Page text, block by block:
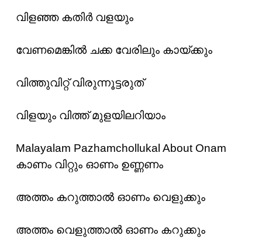
വിളഞ്ഞ കതിർ വളയും
വേണമെങ്കിൽ ചക്ക വേരിലും കായ്ക്കും
വിത്തുവിറ്റ് വിരുന്നൂട്ടരുത്
വിളയും വിത്ത് മുളയിലറിയാം
Malayalam Pazhamchollukal About Onam
കാണം വിറ്റും ഓണം ഉണ്ണണം
അത്തം കറുത്താൽ ഓണം വെളുക്കും
അത്തം വെളുത്താൽ ഓണം കറുക്കും